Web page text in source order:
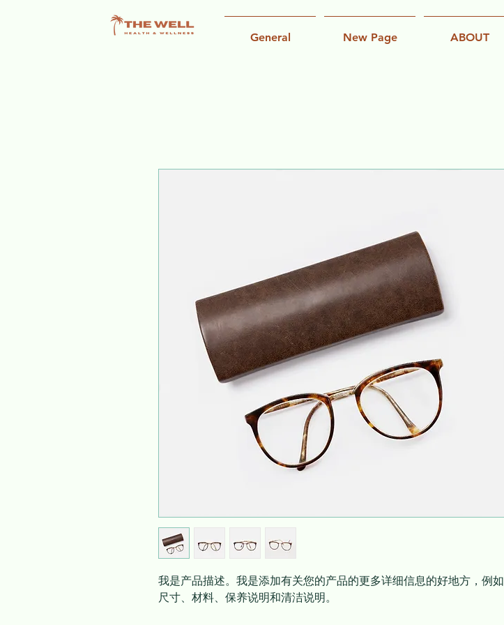
General New Page ABOUT
我是产品描述。我是添加有关您的产品的更多详细信息的好地方，例如
尺寸、材料、保养说明和清洁说明。